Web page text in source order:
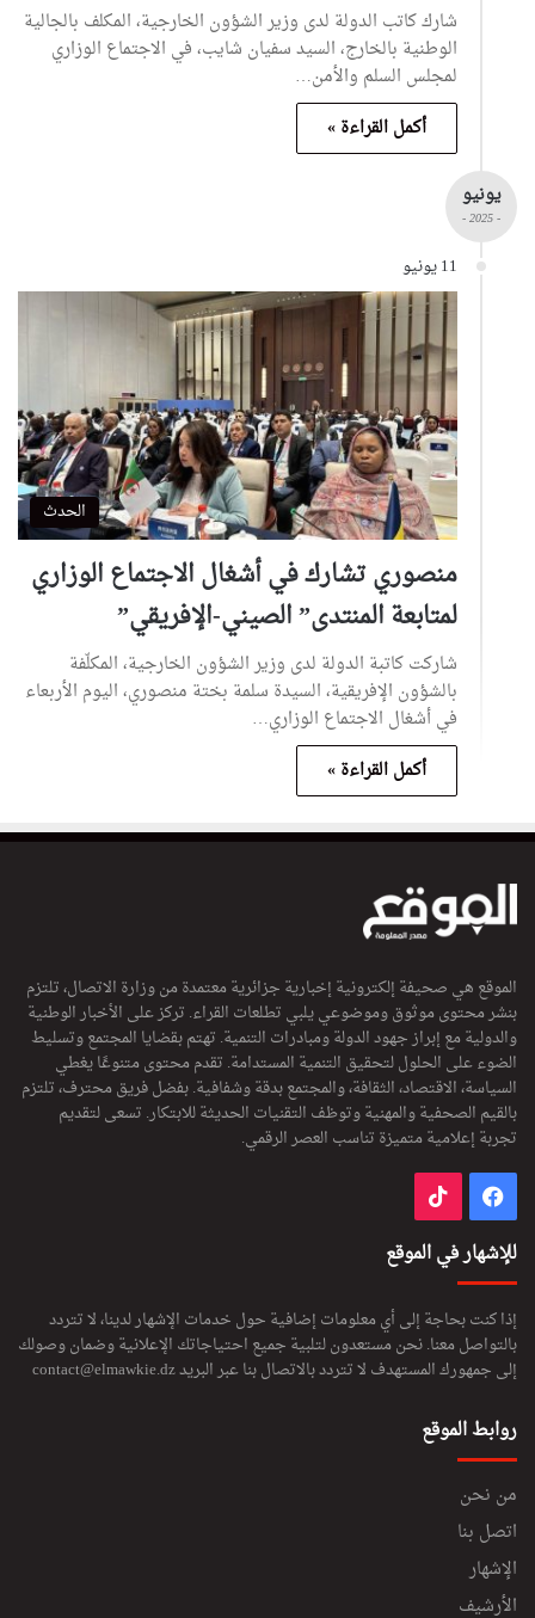
شارك كاتب الدولة لدى وزير الشؤون الخارجية، المكلف بالجالية
الوطنية بالخارج، السيد سفيان شايب، في الاجتماع الوزاري
لمجلس السلم والأمن…
أكمل القراءة »
يونيو
- 2025 -
11 يونيو
الحدث
منصوري تشارك في أشغال الاجتماع الوزاري
لمتابعة المنتدى” الصيني-الإفريقي”
شاركت كاتبة الدولة لدى وزير الشؤون الخارجية، المكلّفة
بالشؤون الإفريقية، السيدة سلمة بختة منصوري، اليوم الأربعاء
في أشغال الاجتماع الوزاري…
أكمل القراءة »
الموقع هي صحيفة إلكترونية إخبارية جزائرية معتمدة من وزارة الاتصال، تلتزم
بنشر محتوى موثوق وموضوعي يلبي تطلعات القراء. تركز على الأخبار الوطنية
والدولية مع إبراز جهود الدولة ومبادرات التنمية. تهتم بقضايا المجتمع وتسليط
الضوء على الحلول لتحقيق التنمية المستدامة. تقدم محتوى متنوعًا يغطي
السياسة، الاقتصاد، الثقافة، والمجتمع بدقة وشفافية. بفضل فريق محترف، تلتزم
بالقيم الصحفية والمهنية وتوظف التقنيات الحديثة للابتكار. تسعى لتقديم
تجربة إعلامية متميزة تناسب العصر الرقمي.
فيسبوك
للإشهار في الموقع
إذا كنت بحاجة إلى أي معلومات إضافية حول خدمات الإشهار لدينا، لا تتردد
بالتواصل معنا. نحن مستعدون لتلبية جميع احتياجاتك الإعلانية وضمان وصولك
إلى جمهورك المستهدف لا تتردد بالاتصال بنا عبر البريدcontact@elmawkie.dz
روابط الموقع
من نحن
اتصل بنا
الإشهار
الأرشيف